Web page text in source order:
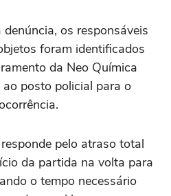
os responsáveis
foram identificados
da Neo Química
posto policial para o
pelo atraso total
da partida na volta para
o tempo necessário